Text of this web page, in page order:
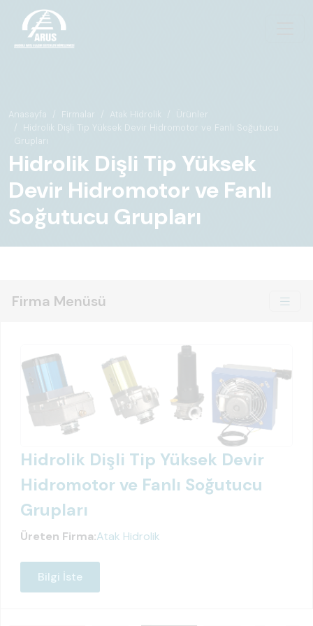
Anasayfa Firmalar Atak Hidrolik
Ürünler
Hidrolik Dişli Tip Yüksek Devir Hidromotor ve Fanlı Soğutucu
Grupları
Hidrolik Dişli Tip Yüksek
Devir Hidromotor ve Fanlı
Soğutucu Grupları
Firma Menüsü
Hidrolik Dişli Tip Yüksek Devir
Hidromotor ve Fanlı Soğutucu
Grupları
Üreten Firma:Atak Hidrolik
Bilgi İste